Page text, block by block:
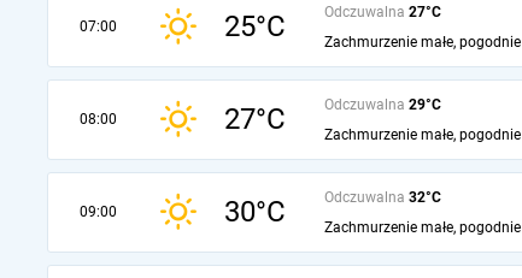
07:00 25°C Odczuwalna 27°C
Zachmurzenie małe, pogodnie
08:00 27°C Odczuwalna 29°C
Zachmurzenie małe, pogodnie
09:00 30°C Odczuwalna 32°C
Zachmurzenie małe, pogodnie